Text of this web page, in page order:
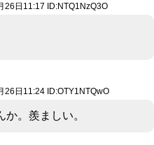
26日11:17 ID:NTQ1NzQ3O
26日11:24 ID:OTY1NTQwO
。羨ましい。